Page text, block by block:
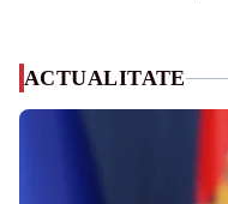
ACTUALITATE